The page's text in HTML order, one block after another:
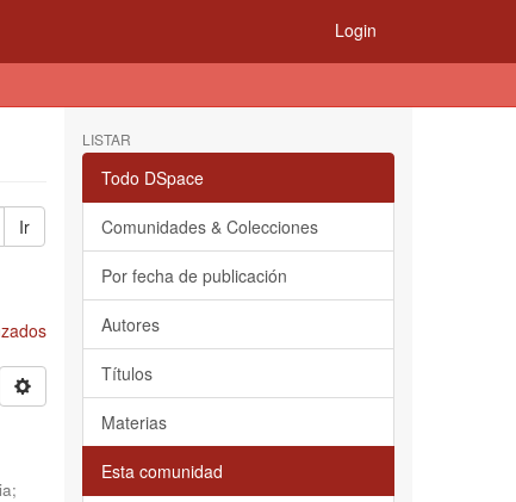
Login
Ir
;
LISTAR
Todo DSpace
Comunidades & Colecciones
Por fecha de publicación
Autores
Títulos
Materias
Esta comunidad